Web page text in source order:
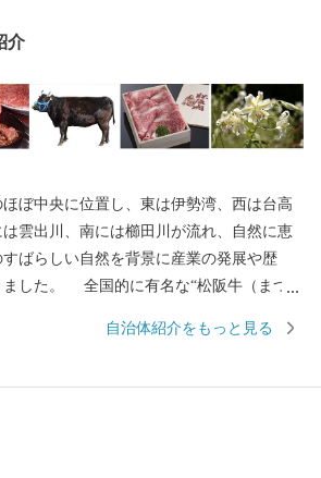
介
ぼ中央に位置し、東は伊勢湾、西は台高
雲出川、南には櫛田川が流れ、自然に恵
ばらしい自然を背景に産業の発展や歴
ました。 全国的に有名な“松阪牛（まつさ
国内最大の船形埴輪など歴史ロマンにあふ
後の将来像「ここに住んで良かっ
自治体紹介をもっと見る